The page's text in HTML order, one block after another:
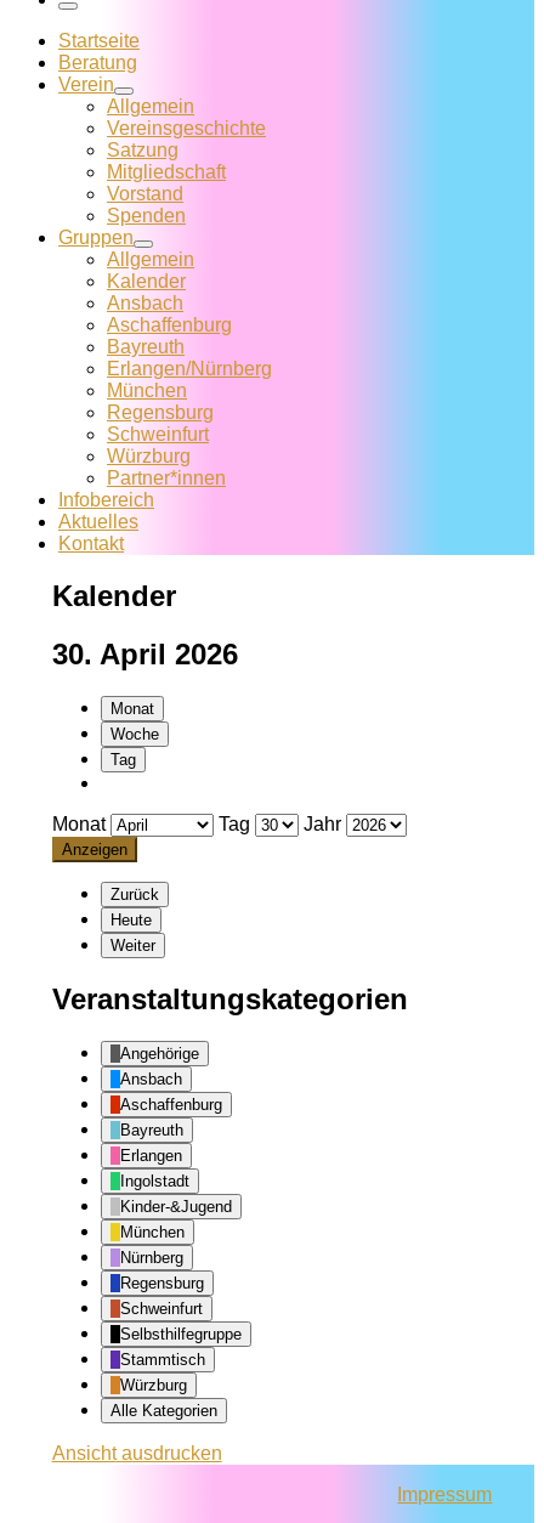
Menü
Startseite
Beratung
Verein
Allgemein
Vereins­geschichte
Satzung
Mitglied­schaft
Vorstand
Spenden
Gruppen
Allgemein
Kalender
Ansbach
Aschaffenburg
Bayreuth
Erlangen/Nürnberg
München
Regensburg
Schweinfurt
Würzburg
Partner*innen
Infobereich
Aktuelles
Kontakt
Kalender
30. April 2026
Monat
Woche
Tag
Monat Tag Jahr
Zurück
Heute
Weiter
Veranstaltungskategorien
Angehörige
Ansbach
Aschaffenburg
Bayreuth
Erlangen
Ingolstadt
Kinder-&Jugend
München
Nürnberg
Regensburg
Schweinfurt
Selbsthilfegruppe
Stammtisch
Würzburg
Alle Kategorien
Ansichtausdrucken
Impressum